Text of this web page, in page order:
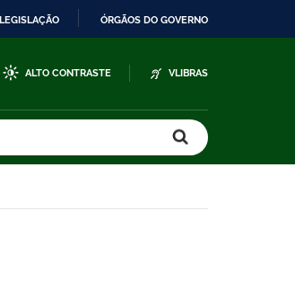
LEGISLAÇÃO ÓRGÃOS DO GOVERNO
ALTO CONTRASTE VLIBRAS